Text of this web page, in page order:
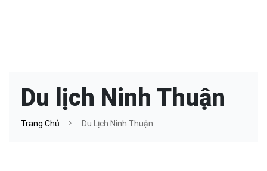
Du lịch Ninh Thuận
Trang Chủ Du Lịch Ninh Thuận